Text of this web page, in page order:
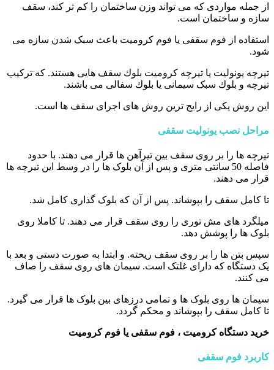
از جمله مواردی که می تواند وزن ساختمان را کم تر کند، سقف
سازه و ساختمان است.
استفاده از فوم سقفی یا فوم کرومیت باعث سبک شدن سازه می
شود.
تیرچه یونولیت یا تیرچه کرومیت بلوك سقف هایی هستند. که ترکیب
تیرچه و بلوك سبک سیمانی یا بلوك سفالی می باشند.
این روش یکی از رایج ترین روش های اجرای سقف ها است.
مراحل نصب یونولیت سقفی
تیرچه ها را بر روی سقف بین تیرآهن ها قرار می دهند. با حدود
فاصله 50 سانتی متری و پس از آن بلوک ها را در وسط این تیرچه ها
قرار می دهند.
تا کامل سقف را بپوشاند. پس از آن که بلوک گذاری کامل شد.
میلگرد های مش توری را روی سقف قرار می دهند. تا کاملا روی
بلوک ها را پوشش دهد.
سپس بتن ها را بر روی سقف ریخته. و ابتدا به صورت دستی و بعد با
یک دستگاه که دارای غلتک است. سیمان های روی سقف را صاف
می کنند.
سیمان ها روی بلوک ها و تمامی درزهای بین بلوک ها قرار می گیرد.
تا کامل سقف را بپوشاند و محکم گردد.
خرید دستگاه کرومیت ، فوم سقفی یا فوم کرومیت
کاربرد فوم سقفی